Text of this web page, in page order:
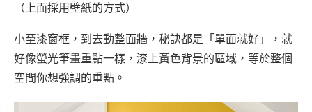
（上面採用壁紙的方式）
小至漆窗框，到去動整面牆，秘訣都是「單面就好」，就
好像螢光筆畫重點一樣，漆上黃色背景的區域，等於整個
空間你想強調的重點。